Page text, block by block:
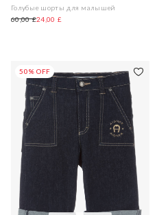
Голубые шорты для малышей
60,00 £24,00 £
50% OFF